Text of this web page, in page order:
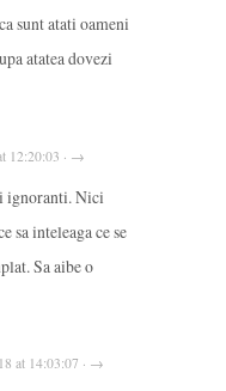
sunt atati oameni
atatea dovezi
12:20:03 · →
ignoranti. Nici
sa inteleaga ce se
Sa aibe o
at 14:03:07 · →